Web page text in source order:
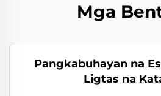
Mga
Pangkabuhayan na
Ligtas na